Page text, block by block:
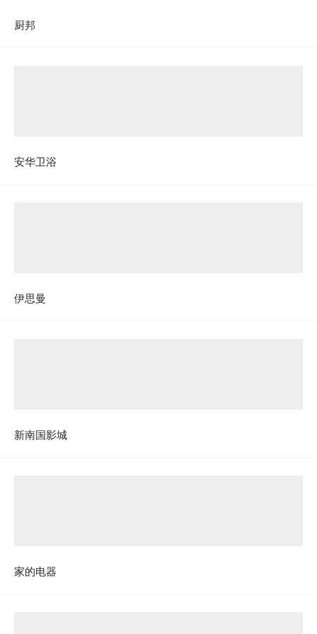
厨邦
安华卫浴
伊思曼
新南国影城
家的电器